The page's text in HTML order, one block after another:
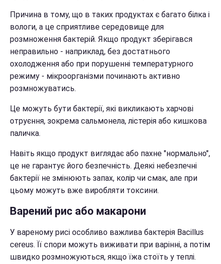
Причина в тому, що в таких продуктах є багато білка і
вологи, а це сприятливе середовище для
розмноження бактерій. Якщо продукт зберігався
неправильно - наприклад, без достатнього
охолодження або при порушенні температурного
режиму - мікроорганізми починають активно
розмножуватись.
Це можуть бути бактерії, які викликають харчові
отруєння, зокрема сальмонела, лістерія або кишкова
паличка.
Навіть якщо продукт виглядає або пахне "нормально",
це не гарантує його безпечність. Деякі небезпечні
бактерії не змінюють запах, колір чи смак, але при
цьому можуть вже виробляти токсини.
Варений рис або макарони
У вареному рисі особливо важлива бактерія Bacillus
cereus. Її спори можуть виживати при варінні, а потім
швидко розмножуються, якщо їжа стоїть у теплі.